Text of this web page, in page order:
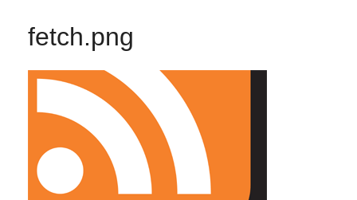
fetch.png